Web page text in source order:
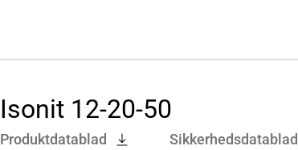
Isonit 12-20-50
Produktdatablad Sikkerhedsdatablad